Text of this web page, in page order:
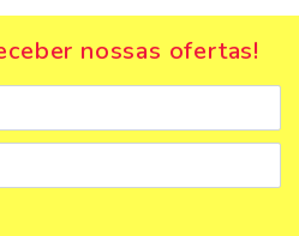
nossas ofertas!